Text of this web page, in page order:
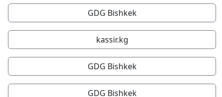
GDG Bishkek
kassir.kg
GDG Bishkek
GDG Bishkek